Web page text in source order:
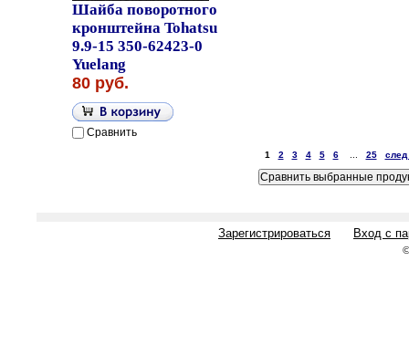
Шайба поворотного
кронштейна Tohatsu
9.9-15 350-62423-0
Yuelang
80 руб.
Сравнить
1 2 3 4 5 6... 25 след
Зарегистрироваться Вход с